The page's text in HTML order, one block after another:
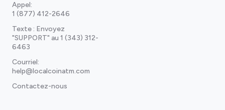
Appel:
1 (877) 412-2646
Texte : Envoyez
"SUPPORT" au 1 (343) 312-
6463
Courriel:
help@localcoinatm.com
Contactez-nous